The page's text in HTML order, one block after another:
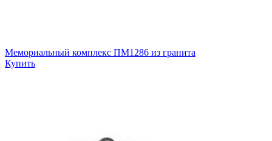
Мемориальный комплекс ПМ1286 из гранита
Купить